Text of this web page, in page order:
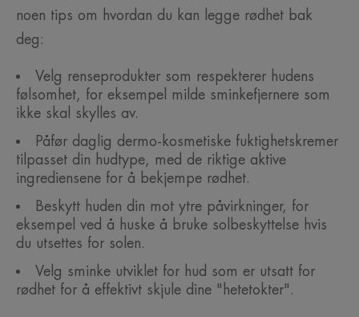
noen tips om hvordan du kan legge rødhet bak
deg:
Velg renseprodukter som respekterer hudens
følsomhet, for eksempel milde sminkefjernere som
ikke skal skylles av.
Påfør daglig dermo-kosmetiske fuktighetskremer
tilpasset din hudtype, med de riktige aktive
ingrediensene for å bekjempe rødhet.
Beskytt huden din mot ytre påvirkninger, for
eksempel ved å huske å bruke solbeskyttelse hvis
du utsettes for solen.
Velg sminke utviklet for hud som er utsatt for
rødhet for å effektivt skjule dine "hetetokter".